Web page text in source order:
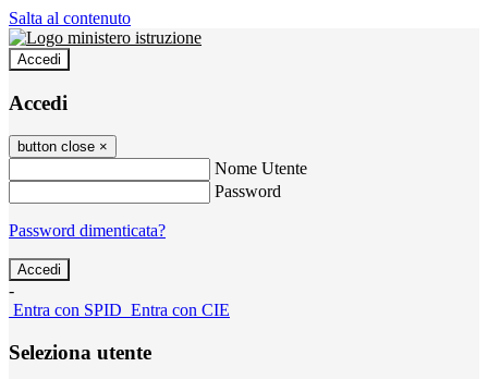
Salta al contenuto
Accedi
Accedi
button close ×
Nome Utente
Password
Password dimenticata?
-
Entra con SPID Entra con CIE
Seleziona utente